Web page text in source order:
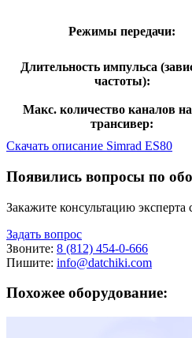
Режимы передачи:
Длительность импульса
частоты):
Макс. количество каналов
трансивер:
Скачать описание Simrad ES80
Появились вопросы по
Закажите консультацию эксперта
Задать вопрос
Звоните: 8 (812) 454-0-666
Пишите: info@datchiki.com
Похожее оборудование: